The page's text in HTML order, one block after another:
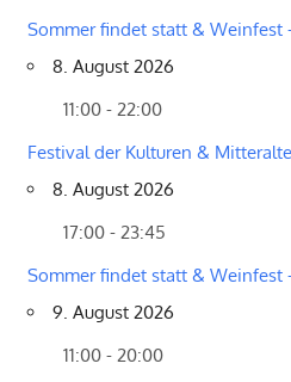
Sommer findet statt & Weinfest
8. August 2026
11:00 - 22:00
Festival der Kulturen &
8. August 2026
17:00 - 23:45
Sommer findet statt & Weinfest
9. August 2026
11:00 - 20:00